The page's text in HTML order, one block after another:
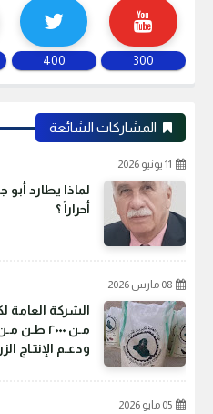
300
400
المشاركات الشائعة
11 يونيو 2026
لماذا يطارد أبو
أحراراً ؟
08 مارس 2026
الشركة العامة
مـن ٢٠٠٠
ودعـم الإنتـاج
05 مايو 2026